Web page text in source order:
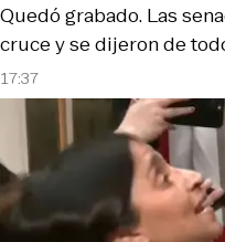
17:37
Quedó grabado. Las
cruce y se dijeron de